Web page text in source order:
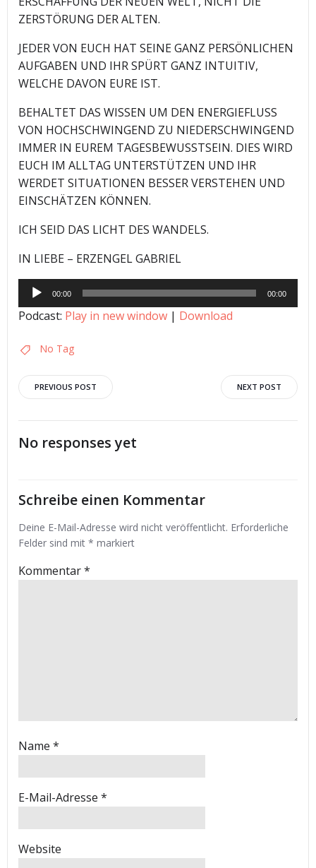
ZERSTÖRUNG DER ALTEN.
JEDER VON EUCH HAT SEINE GANZ PERSÖNLICHEN
AUFGABEN UND IHR SPÜRT GANZ INTUITIV,
WELCHE DAVON EURE IST.
BEHALTET DAS WISSEN UM DEN ENERGIEFLUSS
VON HOCHSCHWINGEND ZU NIEDERSCHWINGEND
IMMER IN EUREM TAGESBEWUSSTSEIN. DIES WIRD
EUCH IM ALLTAG UNTERSTÜTZEN UND IHR
WERDET SITUATIONEN BESSER VERSTEHEN UND
EINSCHÄTZEN KÖNNEN.
ICH SEID DAS LICHT DES WANDELS.
IN LIEBE – ERZENGEL GABRIEL
Audio-
Player
00:00 00:00
Podcast: Play in new window | Download
No Tag
Post
navigation
PREVIOUS POST
navigation
NEXT POST
No responses yet
Schreibe einen Kommentar
Deine E-Mail-Adresse wird nicht veröffentlicht. Erforderliche
Felder sind mit * markiert
Kommentar*
Name *
E-Mail-Adresse *
Website